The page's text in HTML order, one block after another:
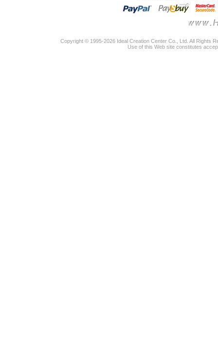
Copyright © 1995-2026 Ideal Creation Center Co., Ltd. All Rights
Use of this Web site constitutes